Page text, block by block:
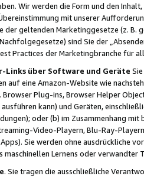
Wir werden die Form und den
mit unserer
der geltenden Marketinggesetze (z. B.
sind Sie der
Practices der Marketingbranche für
Links über Software und Geräte
auf eine Amazon-Website wie
Plug-ins, Browser Helper
kann) und Geräten,
oder (b) im Zusammenhang
Video-Playern, Blu-Ray-
Sie werden ohne ausdrückliche
maschinellen Lernens oder
. Sie tragen die ausschließliche